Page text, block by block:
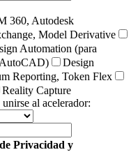
360, Autodesk
Model Derivative
Automation (para
Design
Reporting, Token Flex
Reality Capture
al acelerador:
Privacidad y